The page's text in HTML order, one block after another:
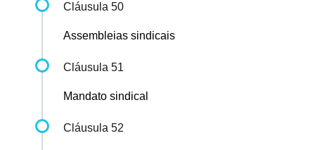
Cláusula 50
Assembleias sindicais
Cláusula 51
Mandato sindical
Cláusula 52